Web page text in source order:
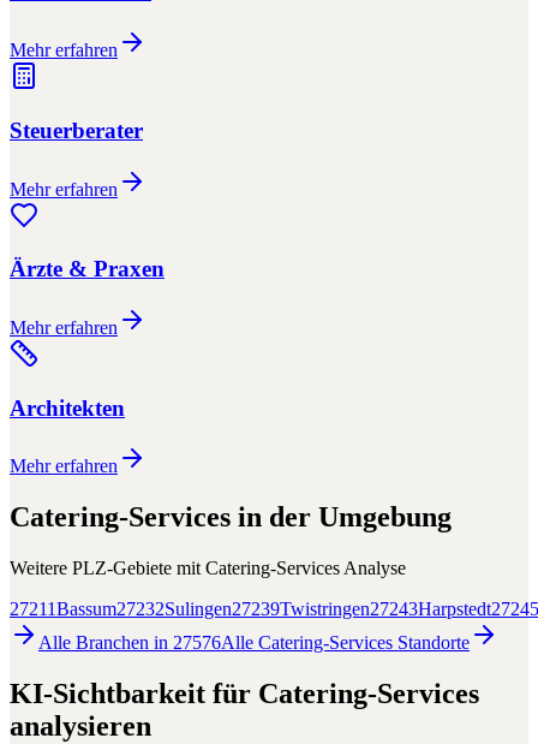
Mehr erfahren
Steuerberater
Mehr erfahren
Ärzte & Praxen
Mehr erfahren
Architekten
Mehr erfahren
Catering-Services in der Umgebung
Weitere PLZ-Gebiete mit Catering-Services Analyse
27211Bassum27232Sulingen27239Twistringen27243Harpstedt27245
Alle Branchen in 27576Alle Catering-Services Standorte
KI-Sichtbarkeit für Catering-Services
analysieren